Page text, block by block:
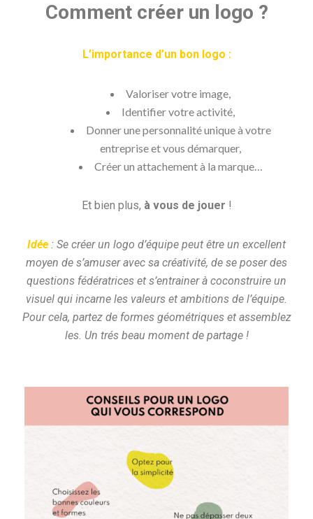
Comment créer un logo ?
L’importance d’un bon logo :
Valoriser votre image,
Identifier votre activité,
Donner une personnalité unique à votre
entreprise et vous démarquer,
Créer un attachement à la marque…
Et bien plus, à vous de jouer !
Idée : Se créer un logo d’équipe peut être un excellent
moyen de s’amuser avec sa créativité, de se poser des
questions fédératrices et s’entrainer à coconstruire un
visuel qui incarne les valeurs et ambitions de l’équipe.
Pour cela, partez de formes géométriques et assemblez
les. Un trés beau moment de partage !